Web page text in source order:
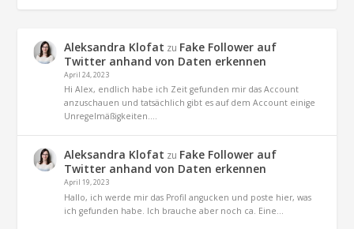
Aleksandra Klofat zu Fake Follower auf
Twitter anhand von Daten erkennen
April 24, 2023
Hi Alex, endlich habe ich Zeit gefunden mir das Account
anzuschauen und tatsächlich gibt es auf dem Account einige
Unregelmäßigkeiten.…
Aleksandra Klofat zu Fake Follower auf
Twitter anhand von Daten erkennen
April 19, 2023
Hallo, ich werde mir das Profil angucken und poste hier, was
ich gefunden habe. Ich brauche aber noch ca. Eine…